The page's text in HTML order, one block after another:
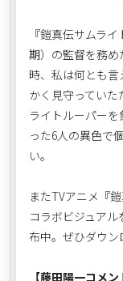
『鎧真伝サムラ
期）の監督を務
時、私は何とも
かく見守ってい
ライトルーパー
った6人の異色で
い。
またTVアニメ『
コラボビジュア
布中。ぜひダウン
【藤田陽一コメ